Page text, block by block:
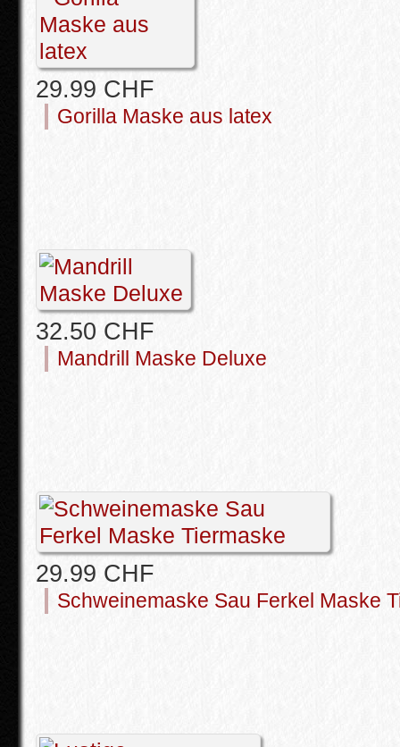
29.99 CHF
Gorilla Maske aus latex
32.50 CHF
Mandrill Maske Deluxe
29.99 CHF
Schweinemaske Sau Ferkel Maske